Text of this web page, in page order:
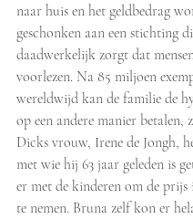
naar huis en het geldbedrag
geschonken aan een stichting
daadwerkelijk zorgt dat
voorlezen. Na 85 miljoen
wereldwijd kan de familie de
op een andere manier betalen,
Dicks vrouw, Irene de Jongh,
met wie hij 63 jaar geleden is
er met de kinderen om de prijs
te nemen. Bruna zelf kon er